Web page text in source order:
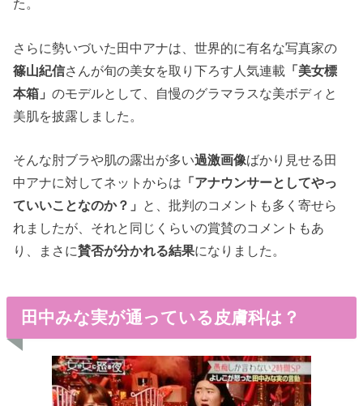
た。
さらに勢いづいた田中アナは、世界的に有名な写真家の
篠山紀信さんが旬の美女を取り下ろす人気連載 「美女標
本箱」のモデルとして、自慢のグラマラスな美ボディと
美肌を披露しました。
そんな肘ブラや肌の露出が多い過激画像ばかり見せる田
中アナに対してネットからは 「アナウンサーとしてやっ
ていいことなのか？」 と、批判のコメントも多く寄せら
れましたが、それと同じくらいの賞賛のコメントもあ
り、まさに賛否が分かれる結果になりました。
田中みな実が通っている皮膚科は？